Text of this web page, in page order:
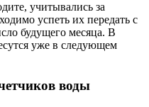
учитывались за
успеть их передать с
будущего месяца. В
уже в следующем
воды